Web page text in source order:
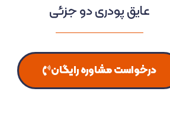
عایق پودری دو جزئی
درخواست مشاوره رایگان